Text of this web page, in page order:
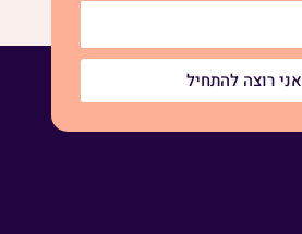
אני רוצה להתחיל